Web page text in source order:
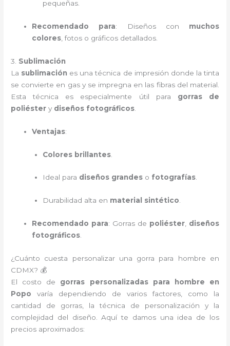
pequeñas.
Recomendado para: Diseños con muchos
colores , fotos o gráficos detallados.
3. Sublimación
La sublimación es una técnica de impresión donde la tinta
se convierte en gas y se impregna en las fibras del material.
Esta técnica es especialmente útil para gorras de
poliéster y diseños fotográficos
Ventajas:
Colores brillantes.
Ideal para diseños grandeso fotografías.
Durabilidad alta en material sintético.
Recomendado para: Gorras de poliéster diseños
fotográficos
¿Cuánto cuesta personalizar una gorra para hombre en
CDMX? 💰
El costo de gorras personalizadas para hombre en
Popo varía dependiendo de varios factores, como la
cantidad de gorras, la técnica de personalización y la
complejidad del diseño. Aquí te damos una idea de los
precios aproximados: